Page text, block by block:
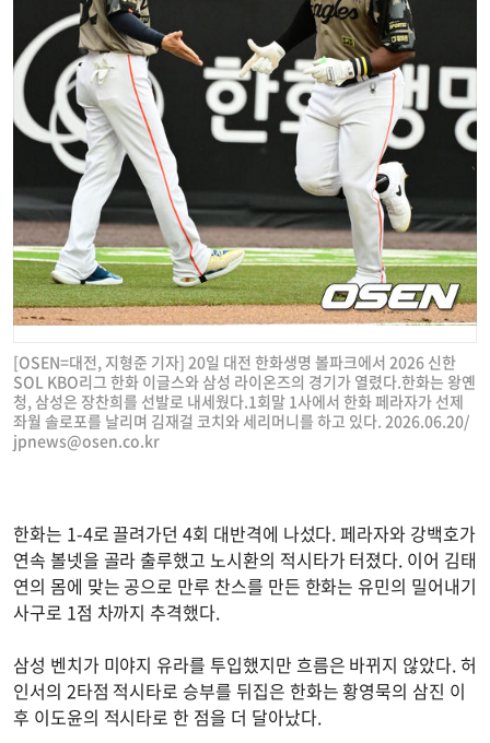
[OSEN=대전, 지형준 기자] 20일 대전 한화생명 볼파크에서 2026 신한
SOL KBO리그 한화 이글스와 삼성 라이온즈의 경기가 열렸다.한화는 왕옌
청, 삼성은 장찬희를 선발로 내세웠다.1회말 1사에서 한화 페라자가 선제
좌월 솔로포를 날리며 김재걸 코치와 세리머니를 하고 있다. 2026.06.20/
jpnews@osen.co.kr
한화는 1-4로 끌려가던 4회 대반격에 나섰다. 페라자와 강백호가
연속 볼넷을 골라 출루했고 노시환의 적시타가 터졌다. 이어 김태
연의 몸에 맞는 공으로 만루 찬스를 만든 한화는 유민의 밀어내기
사구로 1점 차까지 추격했다.
삼성 벤치가 미야지 유라를 투입했지만 흐름은 바뀌지 않았다. 허
인서의 2타점 적시타로 승부를 뒤집은 한화는 황영묵의 삼진 이
후 이도윤의 적시타로 한 점을 더 달아났다.